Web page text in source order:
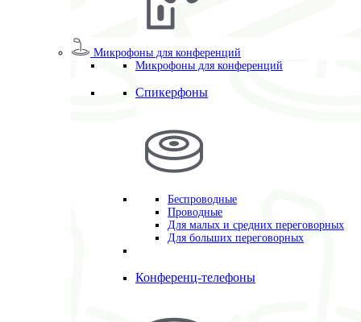
Микрофоны для конференций
Микрофоны для конференций
Спикерфоны
Беспроводные
Проводные
Для малых и средних переговорных
Для больших переговорных
Конференц-телефоны